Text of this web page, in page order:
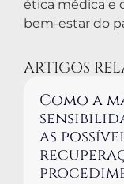
ética médica e
bem-estar do
ARTIGOS
Como a
as